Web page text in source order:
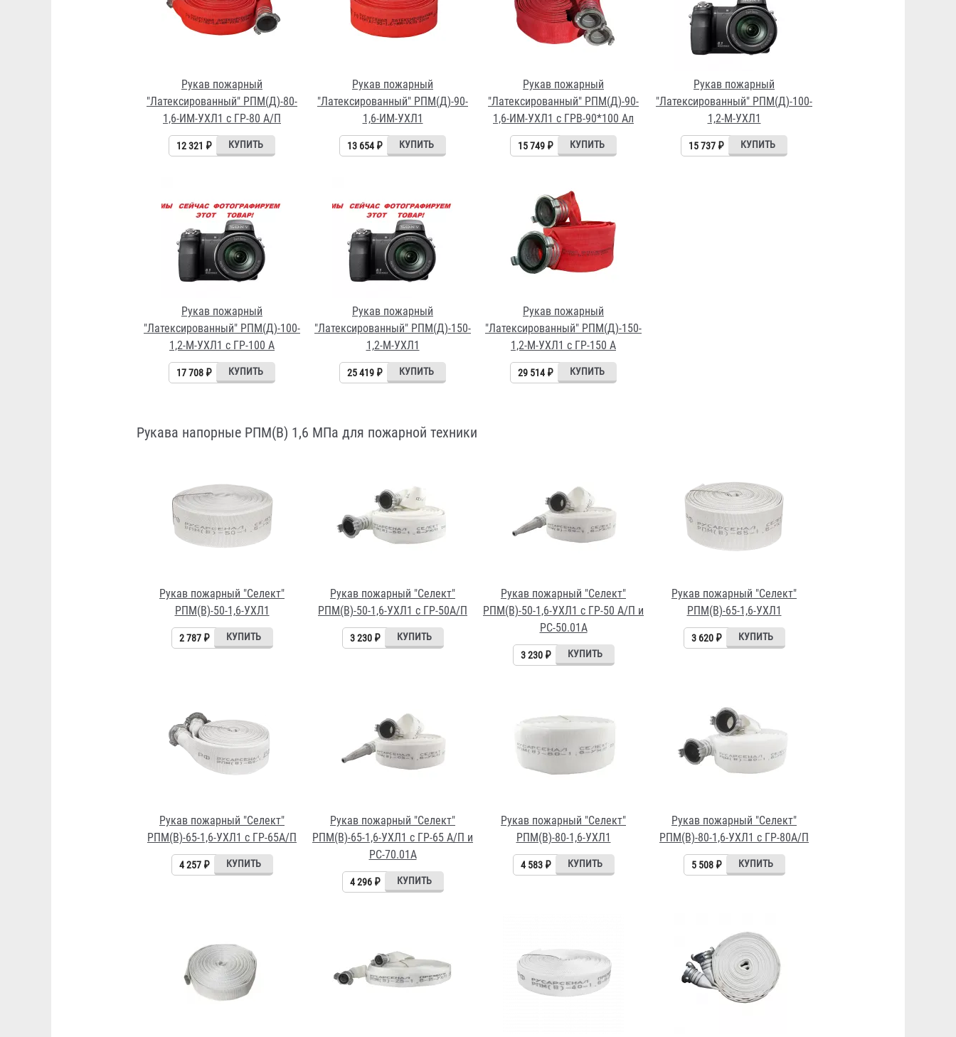
Рукав пожарный
"Латексированный" РПМ(Д)-80-
1,6-ИМ-УХЛ1 с ГР-80 А/П
12 321 ₽
Рукав пожарный
"Латексированный" РПМ(Д)-90-
1,6-ИМ-УХЛ1
13 654 ₽
Рукав пожарный
"Латексированный" РПМ(Д)-90-
1,6-ИМ-УХЛ1 с ГРВ-90*100 Ал
15 749 ₽
Рукав пожарный
"Латексированный" РПМ(Д)-100-
1,2-М-УХЛ1
15 737 ₽
Рукав пожарный
"Латексированный" РПМ(Д)-100-
1,2-М-УХЛ1 с ГР-100 А
17 708 ₽
Рукав пожарный
"Латексированный" РПМ(Д)-150-
1,2-М-УХЛ1
25 419 ₽
Рукав пожарный
"Латексированный" РПМ(Д)-150-
1,2-М-УХЛ1 с ГР-150 А
29 514 ₽
Рукава напорные РПМ(В) 1,6 МПа для пожарной техники
Рукав пожарный "Селект"
РПМ(В)-50-1,6-УХЛ1
2 787 ₽
Рукав пожарный "Селект"
РПМ(В)-50-1,6-УХЛ1 c ГР-50А/П
3 230 ₽
Рукав пожарный "Селект"
РПМ(В)-50-1,6-УХЛ1 с ГР-50 А/П и
РС-50.01А
3 230 ₽
Рукав пожарный "Селект"
РПМ(В)-65-1,6-УХЛ1
3 620 ₽
Рукав пожарный "Селект"
РПМ(В)-65-1,6-УХЛ1 c ГР-65А/П
4 257 ₽
Рукав пожарный "Селект"
РПМ(В)-65-1,6-УХЛ1 с ГР-65 А/П и
РС-70.01А
4 296 ₽
Рукав пожарный "Селект"
РПМ(В)-80-1,6-УХЛ1
4 583 ₽
Рукав пожарный "Селект"
РПМ(В)-80-1,6-УХЛ1 c ГР-80А/П
5 508 ₽